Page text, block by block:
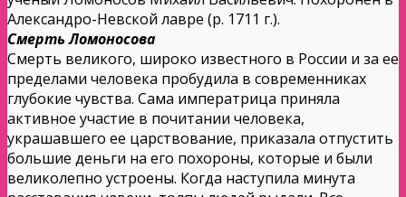
Александро-Невской лавре (р. 1711 г.).
Смерть Ломоносова
Смерть великого, широко известного в России и за ее
пределами человека пробудила в современниках
глубокие чувства. Сама императрица приняла
активное участие в почитании человека,
украшавшего ее царствование, приказала отпустить
большие деньги на его похороны, которые и были
великолепно устроены. Когда наступила минута